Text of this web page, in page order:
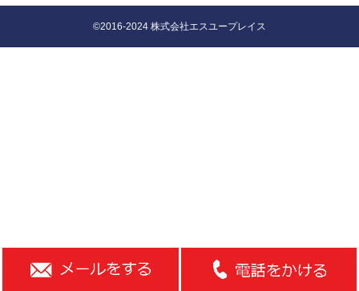
©2016-2024 株式会社エスユープレイス